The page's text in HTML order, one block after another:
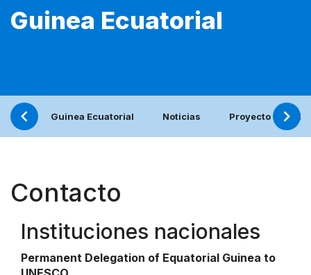
Guinea Ecuatorial
Guinea Ecuatorial Noticias Proyecto
Contacto
Instituciones nacionales
Permanent Delegation of Equatorial Guinea to